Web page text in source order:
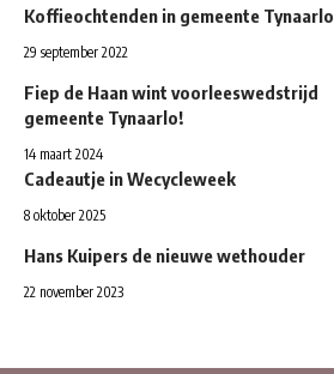
Koffieochtenden in gemeente Tynaarlo
29 september 2022
Fiep de Haan wint voorleeswedstrijd
gemeente Tynaarlo!
14 maart 2024
Cadeautje in Wecycleweek
8 oktober 2025
Hans Kuipers de nieuwe wethouder
22 november 2023